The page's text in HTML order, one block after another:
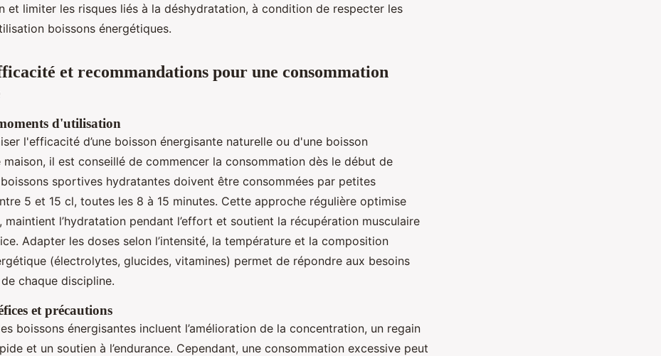
et limiter les risques liés à la déshydratation, à condition de respecter les
boissons énergétiques.
et recommandations pour une consommation
d'utilisation
l'efficacité d’une boisson énergisante naturelle ou d'une boisson
maison, il est conseillé de commencer la consommation dès le début de
boissons sportives hydratantes doivent être consommées par petites
5 et 15 cl, toutes les 8 à 15 minutes. Cette approche régulière optimise
maintient l’hydratation pendant l’effort et soutient la récupération musculaire
Adapter les doses selon l’intensité, la température et la composition
(électrolytes, glucides, vitamines) permet de répondre aux besoins
chaque discipline.
et précautions
boissons énergisantes incluent l’amélioration de la concentration, un regain
et un soutien à l’endurance. Cependant, une consommation excessive peut